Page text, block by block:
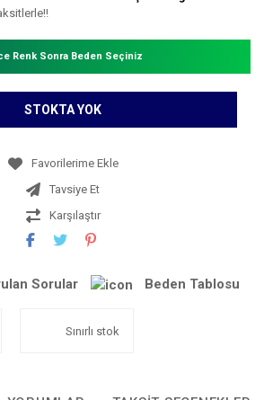
Renk Sonra Beden Seçiniz
STOKTA YOK
Tavsiye Et
Karşılaştır
Sorular Beden Tablosu
Sınırlı stok